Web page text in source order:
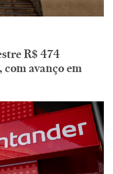
R$ 474
com avanço em